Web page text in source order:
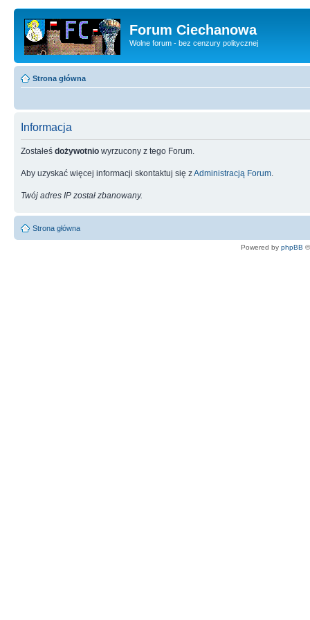
Forum Ciechanowa
Wolne forum - bez cenzury politycznej
Strona główna
Informacja
Zostałeś dożywotnio wyrzucony z tego Forum.
Aby uzyskać więcej informacji skontaktuj się zAdministracją Forum
Twój adres IP został zbanowany.
Strona główna
Powered by phpBB